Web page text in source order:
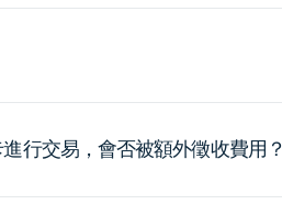
行交易，會否被額外徵收費用？